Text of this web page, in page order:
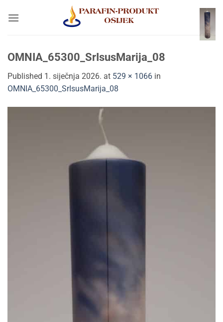
OMNIA_65300_SrIsusMarija_08
Published 1. siječnja 2026. at 529 × 1066 in
OMNIA_65300_SrIsusMarija_08